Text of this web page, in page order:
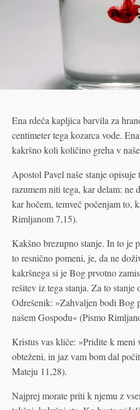
Ena rdeča kapljica barvila za
centimeter tega kozarca vode.
kakršno koli količino greha v
Apostol Pavel naše stanje opisuje
razumem niti tega, kar delam: ne
kar hočem, temveč počenjam to,
Rimljanom 7,15).
Kakšno brezupno stanje. In to je
to resnično pomeni, je, da ne
kakršnega si je Bog prvotno
rešitev iz tega stanja. Za to stanje
Odrešenik: »Zahvaljen bodi Bog
našem Gospodu« (Pismo
Kristus vas kliče: »Pridite k meni
obteženi, in jaz vam bom dal
Mateju 11,28).
Najprej morate priti k njemu z